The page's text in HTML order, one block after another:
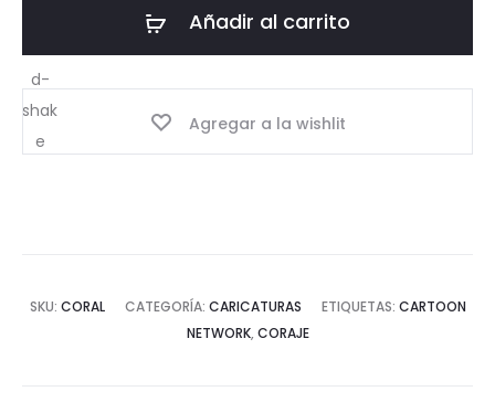
Añadir al carrito
Agregar a la wishlit
SKU: CORAL CATEGORÍA: CARICATURAS ETIQUETAS: CARTOON
NETWORK, CORAJE